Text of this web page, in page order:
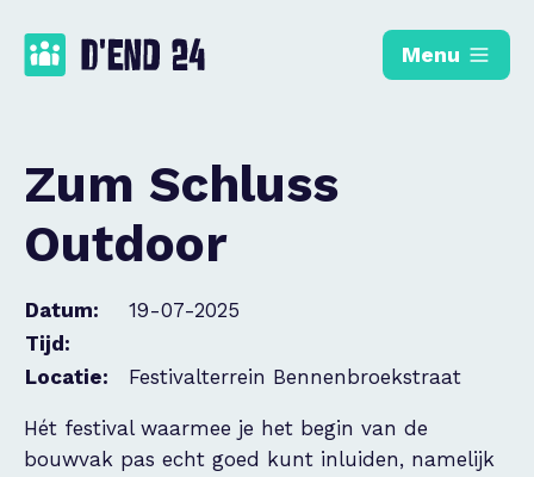
Menu
Zum Schluss
Outdoor
Datum:
19-07-2025
Tijd:
Locatie:
Festivalterrein Bennenbroekstraat
Hét festival waarmee je het begin van de
bouwvak pas echt goed kunt inluiden, namelijk